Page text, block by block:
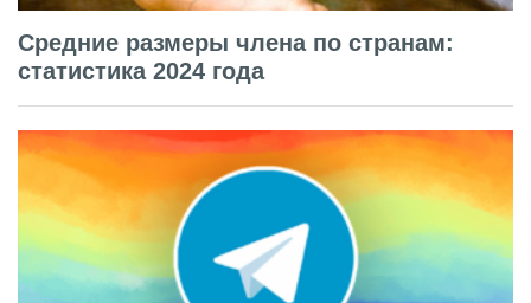
Средние размеры члена по странам:
статистика 2024 года